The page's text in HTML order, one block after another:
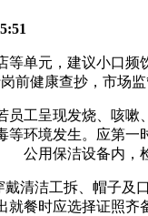
元，建议小口频
前健康查抄，市场
呈现发烧、咳嗽
环境发生。应第
公用保洁设备内，
洁工拆、帽子及
餐时应选择证照